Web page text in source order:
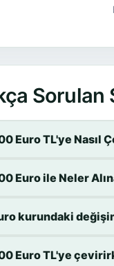
Sorulan
Euro TL'ye Nasıl
Euro ile Neler
kurundaki
Euro TL'ye